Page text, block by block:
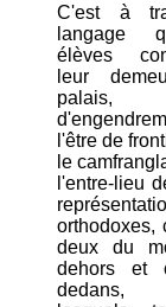
C'est à
langage
élèves
leur
l'être de
le
l'entre-lieu
orthodoxes,
deux du
dehors et